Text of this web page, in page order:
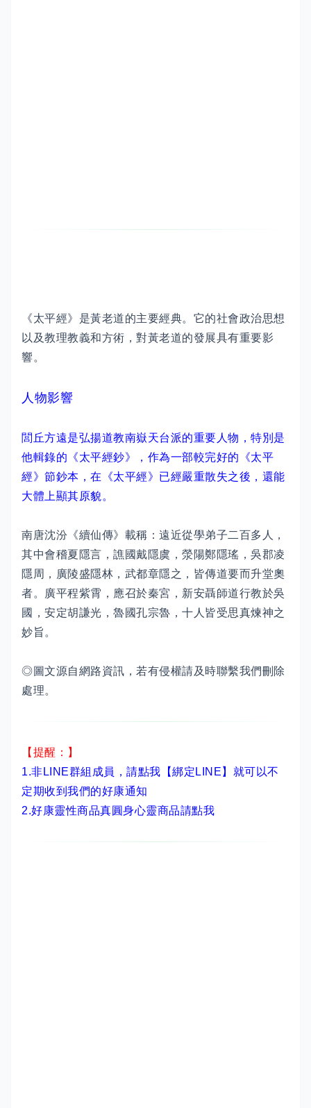
《太平經》是黃老道的主要經典。它的社會政治思想
以及教理教義和方術，對黃老道的發展具有重要影
響。
人物影響
閭丘方遠是弘揚道教南嶽天台派的重要人物，特別是
他輯錄的《太平經鈔》，作為一部較完好的《太平
經》節鈔本，在《太平經》已經嚴重散失之後，還能
大體上顯其原貌。
南唐沈汾《續仙傳》載稱：遠近從學弟子二百多人，
其中會稽夏隱言，譙國戴隱虞，滎陽鄭隱瑤，吳郡凌
隱周，廣陵盛隱林，武都章隱之，皆傳道要而升堂奧
者。廣平程紫霄，應召於秦宮，新安聶師道行教於吳
國，安定胡謙光，魯國孔宗魯，十人皆受思真煉神之
妙旨。
◎圖文源自網路資訊，若有侵權請及時聯繫我們刪除
處理。
【提醒：】
1.非LINE群組成員， 請點我【綁定LINE】 就可以不
定期收到我們的好康通知
2.好康靈性商品真圓身心靈商品請點我